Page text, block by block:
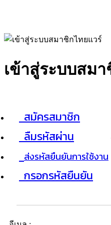
เข้าสู่ระบบสม
สมัครสมาชิก
ลืมรหัสผ่าน
ส่งรหัสยืนยันการใช้งาน
กรอกรหัสยืนยัน